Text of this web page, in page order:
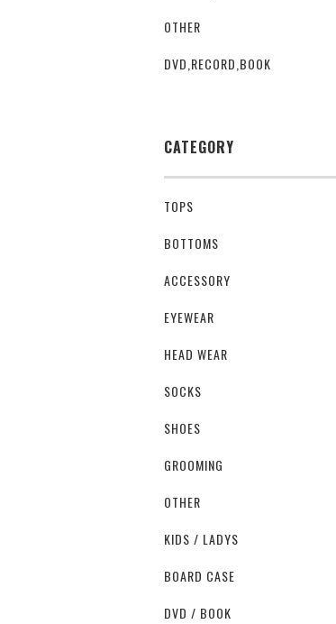
OTHER
DVD,RECORD,BOOK
CATEGORY
TOPS
BOTTOMS
ACCESSORY
EYEWEAR
HEAD WEAR
SOCKS
SHOES
GROOMING
OTHER
KIDS / LADYS
BOARD CASE
DVD / BOOK